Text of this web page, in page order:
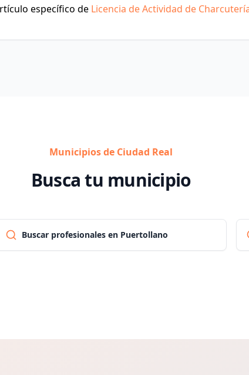
específico de Licencia de Actividad de
Municipios de Ciudad Real
Busca tu municipio
Buscar profesionales en Puertollano